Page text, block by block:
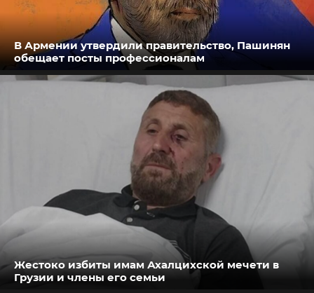
В Армении утвердили правительство, Пашинян
обещает посты профессионалам
Жестоко избиты имам Ахалцихской мечети в
Грузии и члены его семьи